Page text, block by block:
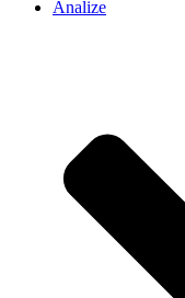
Analize